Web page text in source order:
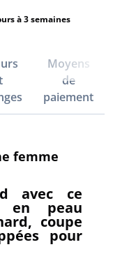
à 3 semaines
Moyens
de
paiement
femme
avec ce
en peau
coupe
pour